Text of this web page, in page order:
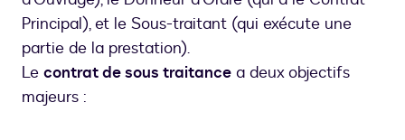
Principal), et le Sous-traitant (qui exécute une
partie de la prestation).
Le contrat de sous traitance a deux objectifs
majeurs :